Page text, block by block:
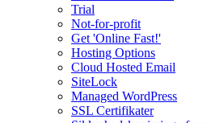
Trial
Not-for-profit
Get 'Online Fast!'
Hosting Options
Cloud Hosted Email
SiteLock
Managed WordPress
SSL Certifikater